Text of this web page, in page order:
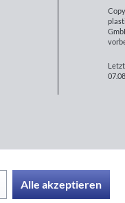
Alle akzeptieren